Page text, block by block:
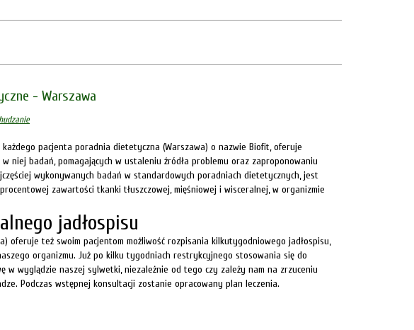
- Warszawa
pacjenta poradnia dietetyczna (Warszawa) o nazwie Biofit, oferuje
niej badań, pomagających w ustaleniu źródła problemu oraz zaproponowaniu
wykonywanych badań w standardowych poradniach dietetycznych, jest
zawartości tkanki tłuszczowej, mięśniowej i wisceralnej, w organizmie
jadłospisu
oferuje też swoim pacjentom możliwość rozpisania kilkutygodniowego jadłospisu,
organizmu. Już po kilku tygodniach restrykcyjnego stosowania się do
w wyglądzie naszej sylwetki, niezależnie od tego czy zależy nam na zrzuceniu
Podczas wstępnej konsultacji zostanie opracowany plan leczenia.